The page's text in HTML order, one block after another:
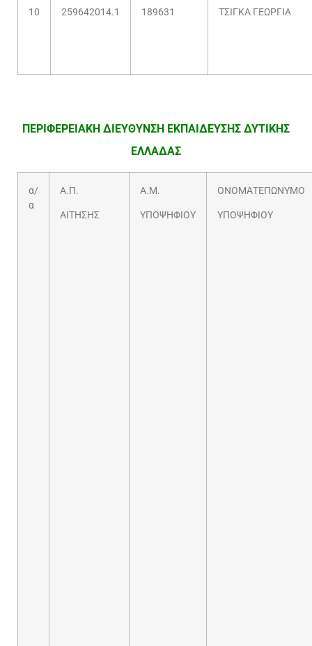
10 259642014.1 189631 ΤΣΙΓΚΑ ΓΕΩΡΓΙΑ
ΠΕΡΙΦΕΡΕΙΑΚΗ ΔΙΕΥΘΥΝΣΗ ΕΚΠΑΙΔΕΥΣΗΣ ΔΥΤΙΚΗΣ
ΕΛΛΑΔΑΣ
α/
α
Α.Π.
ΑΙΤΗΣΗΣ
Α.Μ.
ΥΠΟΨΗΦΙΟΥ
ΟΝΟΜΑΤΕΠΩΝΥΜΟ
ΥΠΟΨΗΦΙΟΥ